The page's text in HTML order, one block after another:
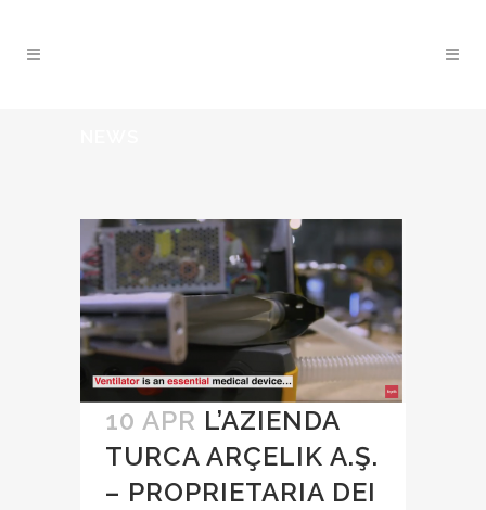
10 APR L’AZIENDA
TURCA ARÇELIK A.Ş.
– PROPRIETARIA DEI